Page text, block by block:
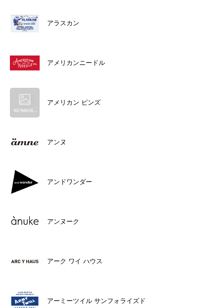
アラスカン
アメリカンニードル
アメリカン ピンズ
アンヌ
アンドワンダー
アンヌーク
アーク ワイ ハウス
アーミーツイル サンフォライズド